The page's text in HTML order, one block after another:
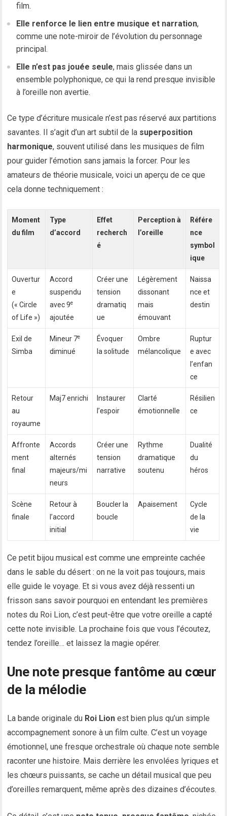
film.
Elle renforce le lien entre musique et narration,
comme une note-miroir de l’évolution du personnage
principal.
Elle n’est pas jouée seule, mais glissée dans un
ensemble polyphonique, ce qui la rend presque invisible
à l’oreille non avertie.
Ce type d’écriture musicale n’est pas réservé aux partitions
savantes. Il s’agit d’un art subtil de la superposition
harmonique, souvent utilisé dans les musiques de film
pour guider l’émotion sans jamais la forcer. Pour les
amateurs de théorie musicale, voici un aperçu de ce que
cela donne techniquement :
Moment
du film
Type
d’accord
Effet
recherch
é
Perception à
l’oreille
Référe
nce
symbol
ique
Ouvertur
e
(« Circle
of Life »)
Accord
suspendu
avec 9e
ajoutée
Créer une
tension
dramatiq
ue
Légèrement
dissonant
mais
émouvant
Naissa
nce et
destin
Exil de
Simba
Mineur 7e
diminué
Évoquer
la solitude
Ombre
mélancolique
Ruptur
e avec
l’enfan
ce
Retour
au
royaume
Maj7 enrichi
Instaurer
l’espoir
Clarté
émotionnelle
Résilien
ce
Affronte
ment
final
Accords
alternés
majeurs/mi
neurs
Créer une
tension
narrative
Rythme
dramatique
soutenu
Dualité
du
héros
Scène
finale
Retour à
l’accord
initial
Boucler la
boucle
Apaisement
Cycle
de la
vie
Ce petit bijou musical est comme une empreinte cachée
dans le sable du désert : on ne la voit pas toujours, mais
elle guide le voyage. Et si vous avez déjà ressenti un
frisson sans savoir pourquoi en entendant les premières
notes du Roi Lion, c’est peut-être que votre oreille a capté
cette note invisible. La prochaine fois que vous l’écoutez,
tendez l’oreille… et laissez la magie opérer.
Une note presque fantôme au cœur
de la mélodie
La bande originale du Roi Lion est bien plus qu’un simple
accompagnement sonore à un film culte. C’est un voyage
émotionnel, une fresque orchestrale où chaque note semble
raconter une histoire. Mais derrière les envolées lyriques et
les chœurs puissants, se cache un détail musical que peu
d’oreilles remarquent, même après des dizaines d’écoutes.